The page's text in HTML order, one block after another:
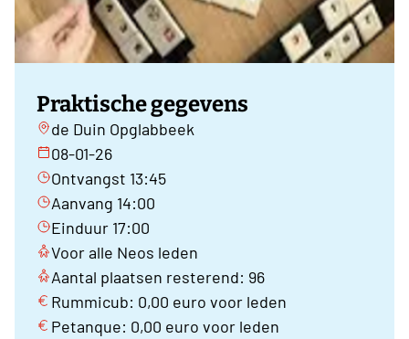
Praktische gegevens
de Duin Opglabbeek
08-01-26
Ontvangst 13:45
Aanvang 14:00
Einduur 17:00
Voor alle Neos leden
Aantal plaatsen resterend: 96
Rummicub: 0,00 euro voor leden
Petanque: 0,00 euro voor leden